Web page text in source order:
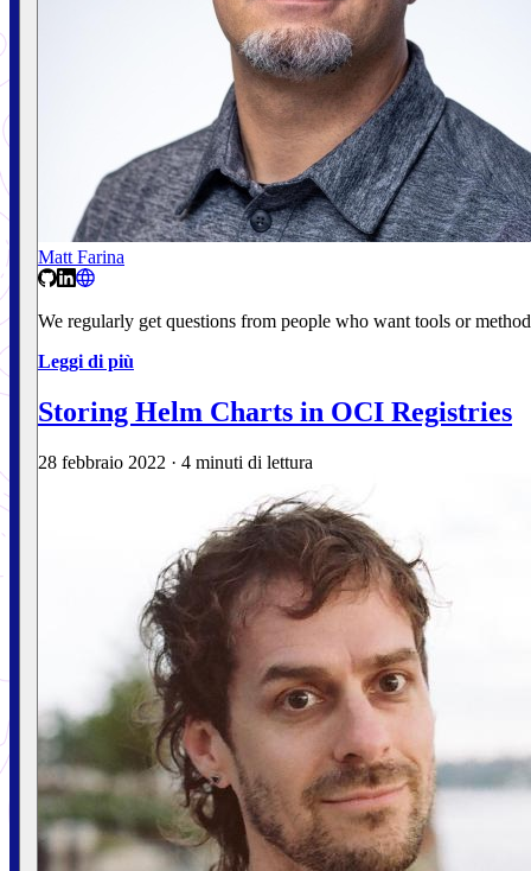
Matt Farina
We regularly get questions from people who want tools or
Leggi di più
Storing Helm Charts in OCI Registries
28 febbraio 2022 · 4 minuti di lettura